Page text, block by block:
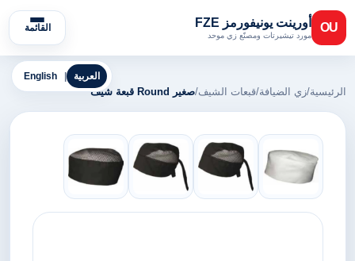
OU أورينت يونيفورمز FZE
مورد تيشيرتات ومصنّع زي موحد
القائمة
English العربية
الرئيسية/زي الضيافة/قبعات الشيف/صغير Round قبعة شيف